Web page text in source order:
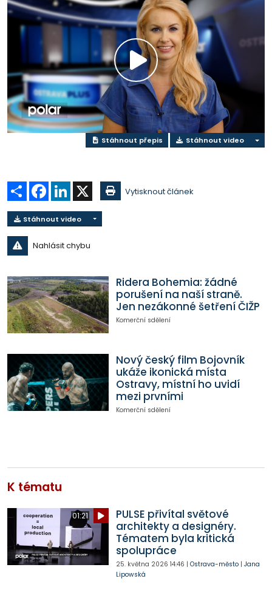
Přehrát
video
Stáhnout přepis Stáhnout video
Sdílet Facebook
LinkedIn Vytisknout článek
Stáhnout video
Nahlásit chybu
Ridera Bohemia: žádné
porušení na naší straně.
Jen nezákonné šetření ČIŽP
Komerční sdělení
Nový český film Bojovník
ukáže ikonická místa
Ostravy, místní ho uvidí
mezi prvními
Komerční sdělení
K tématu
01:21
PULSE přivítal světové
architekty a designéry.
Tématem byla kritická
spolupráce
25. května 2026 14:46 | Ostrava-město| Jana
Lipowská